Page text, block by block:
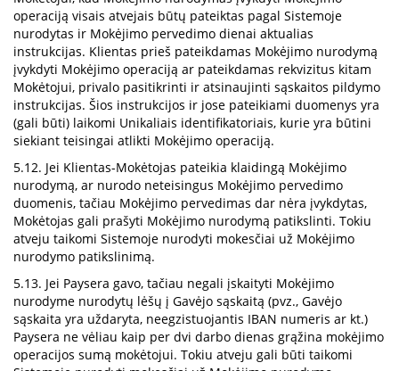
operaciją visais atvejais būtų pateiktas pagal Sistemoje
nurodytas ir Mokėjimo pervedimo dienai aktualias
instrukcijas. Klientas prieš pateikdamas Mokėjimo nurodymą
įvykdyti Mokėjimo operaciją ar pateikdamas rekvizitus kitam
Mokėtojui, privalo pasitikrinti ir atsinaujinti sąskaitos pildymo
instrukcijas. Šios instrukcijos ir jose pateikiami duomenys yra
(gali būti) laikomi Unikaliais identifikatoriais, kurie yra būtini
siekiant teisingai atlikti Mokėjimo operaciją.
5.12. Jei Klientas-Mokėtojas pateikia klaidingą Mokėjimo
nurodymą, ar nurodo neteisingus Mokėjimo pervedimo
duomenis, tačiau Mokėjimo pervedimas dar nėra įvykdytas,
Mokėtojas gali prašyti Mokėjimo nurodymą patikslinti. Tokiu
atveju taikomi Sistemoje nurodyti mokesčiai už Mokėjimo
nurodymo patikslinimą.
5.13. Jei Paysera gavo, tačiau negali įskaityti Mokėjimo
nurodyme nurodytų lėšų į Gavėjo sąskaitą (pvz., Gavėjo
sąskaita yra uždaryta, neegzistuojantis IBAN numeris ar kt.)
Paysera ne vėliau kaip per dvi darbo dienas grąžina mokėjimo
operacijos sumą mokėtojui. Tokiu atveju gali būti taikomi